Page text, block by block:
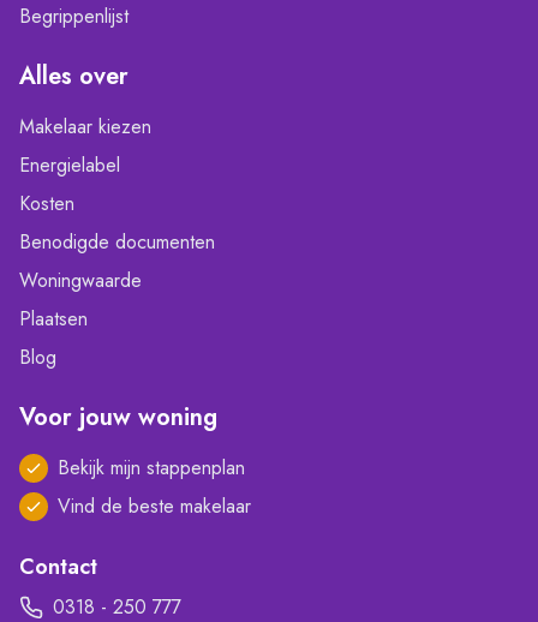
Begrippenlijst
Alles over
Makelaar kiezen
Energielabel
Kosten
Benodigde documenten
Woningwaarde
Plaatsen
Blog
Voor jouw woning
Bekijk mijn stappenplan
Vind de beste makelaar
Contact
0318 - 250 777